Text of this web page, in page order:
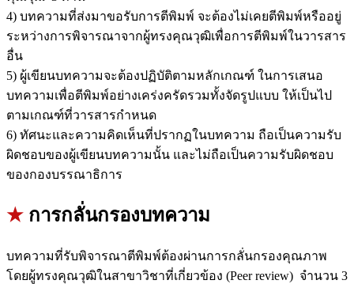
4) บทความที่ส่งมาขอรับการตีพิมพ์ จะต้องไม่เคยตีพิมพ์หรืออยู่
ระหว่างการพิจารณาจากผู้ทรงคุณวุฒิเพื่อการตีพิมพ์ในวารสาร
อื่น
5) ผู้เขียนบทความจะต้องปฏิบัติตามหลักเกณฑ์ ในการเสนอ
บทความเพื่อตีพิมพ์อย่างเคร่งครัดรวมทั้งจัดรูปแบบ ให้เป็นไป
ตามเกณฑ์ที่วารสารกำหนด
6) ทัศนะและความคิดเห็นที่ปรากฏในบทความ ถือเป็นความรับ
ผิดชอบของผู้เขียนบทความนั้น และไม่ถือเป็นความรับผิดชอบ
ของกองบรรณาธิการ
★ การกลั่นกรองบทความ
บทความที่รับพิจารณาตีพิมพ์ต้องผ่านการกลั่นกรองคุณภาพ
โดยผู้ทรงคุณวุฒิในสาขาวิชาที่เกี่ยวข้อง (Peer review) จำนวน 3